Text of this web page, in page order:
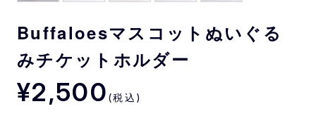
Buffaloesマスコットぬいぐる
みチケットホルダー
¥2,500 (税込)